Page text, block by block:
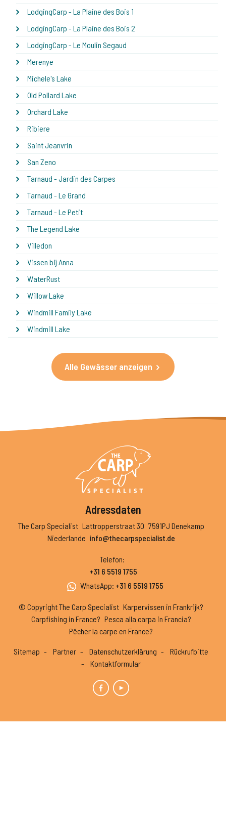
LodgingCarp - La Plaine des Bois 1
LodgingCarp - La Plaine des Bois 2
LodgingCarp - Le Moulin Segaud
Merenye
Michele's Lake
Old Pollard Lake
Orchard Lake
Ribiere
Saint Jeanvrin
San Zeno
Tarnaud - Jardin des Carpes
Tarnaud - Le Grand
Tarnaud - Le Petit
The Legend Lake
Villedon
Vissen bij Anna
WaterRust
Willow Lake
Windmill Family Lake
Windmill Lake
Alle Gewässer anzeigen
Adressdaten
The Carp Specialist Lattropperstraat 30 7591PJ Denekamp
Niederlande info@thecarpspecialist.de
Telefon:
+31 6 5519 1755
WhatsApp: +31 6 5519 1755
© Copyright The Carp Specialist Karpervissen in Frankrijk?
Carpfishing in France? Pesca alla carpa in Francia?
Pêcher la carpe en France?
Sitemap Partner Datenschutzerklärung
Rückrufbitte
Kontaktformular